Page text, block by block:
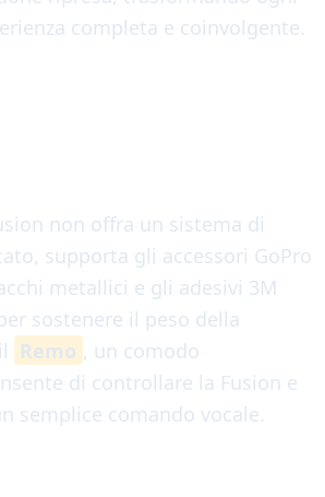
completa e coinvolgente.
non offra un sistema di
supporta gli accessori GoPro
metallici e gli adesivi 3M
sostenere il peso della
Remo , un comodo
di controllare la Fusion e
semplice comando vocale.